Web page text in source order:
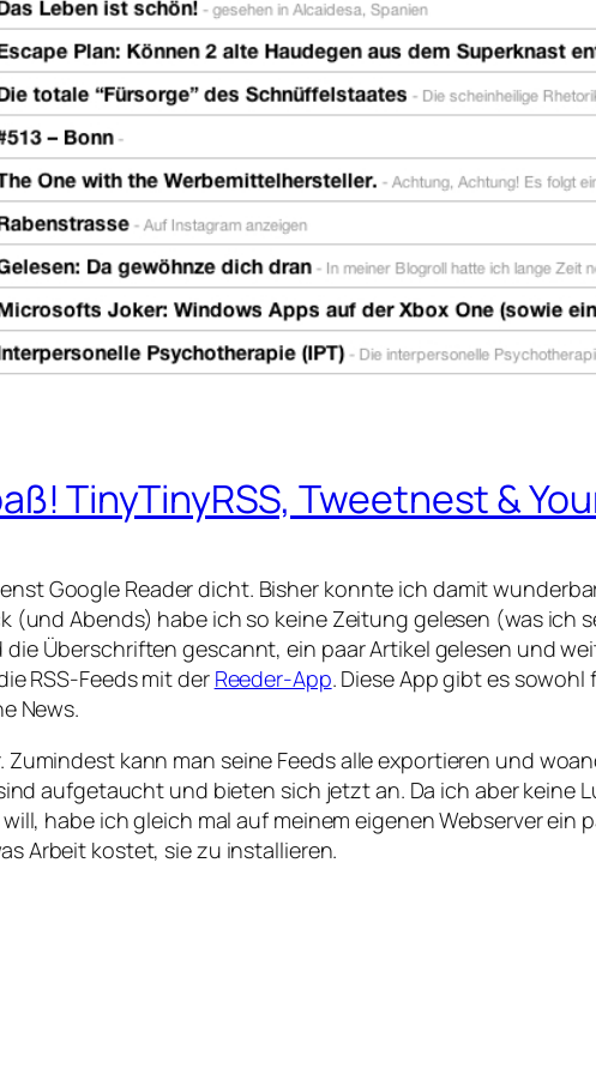
TinyTinyRSS, Tweetnest &
Google Reader dicht. Bisher konnte ich damit
(und Abends) habe ich so keine Zeitung gelesen (was ich
Überschriften gescannt, ein paar Artikel gelesen und
RSS-Feeds mit der Reeder-App. Diese App gibt es
News.
Zumindest kann man seine Feeds alle exportieren und
aufgetaucht und bieten sich jetzt an. Da ich aber keine
habe ich gleich mal auf meinem eigenen Webserver ein
Arbeit kostet, sie zu installieren.